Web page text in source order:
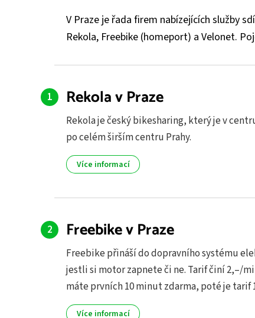
V Praze je řada firem nabízejících služby
Rekola, Freebike (homeport) a Velonet.
Rekola v Praze
Rekola je český bikesharing, který je v
po celém širším centru Prahy.
Více informací
Freebike v Praze
Freebike přináší do dopravního systému
jestli si motor zapnete či ne. Tarif činí 2,–/
máte prvních 10 minut zdarma, poté je tarif
Více informací